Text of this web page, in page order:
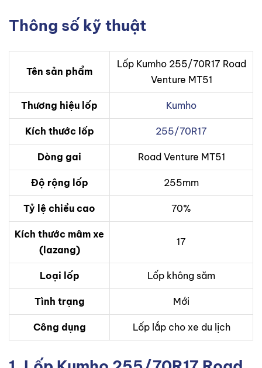
Thông số kỹ thuật
Tên sản phẩm
Lốp Kumho 255/70R17 Road
Venture MT51
Thương hiệu lốp Kumho
Kích thước lốp 255/70R17
Dòng gai Road Venture MT51
Độ rộng lốp 255mm
Tỷ lệ chiều cao 70%
Kích thước mâm xe
(lazang)
17
Loại lốp Lốp không săm
Tình trạng Mới
Công dụng Lốp lắp cho xe du lịch